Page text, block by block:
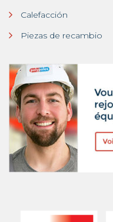
Calefacción
Piezas de recambio